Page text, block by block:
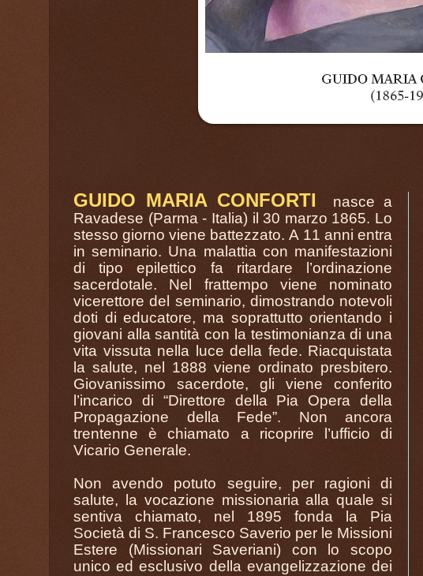
GUIDO MARIA CONFORTI nasce a
Ravadese (Parma - Italia) il 30 marzo 1865. Lo
stesso giorno viene battezzato. A 11 anni entra
in seminario. Una malattia con manifestazioni
di tipo epilettico fa ritardare l’ordinazione
sacerdotale. Nel frattempo viene nominato
vicerettore del seminario, dimostrando notevoli
doti di educatore, ma soprattutto orientando i
giovani alla santità con la testimonianza di una
vita vissuta nella luce della fede. Riacquistata
la salute, nel 1888 viene ordinato presbitero.
Giovanissimo sacerdote, gli viene conferito
l’incarico di “Direttore della Pia Opera della
Propagazione della Fede”. Non ancora
trentenne è chiamato a ricoprire l’ufficio di
Vicario Generale.
Non avendo potuto seguire, per ragioni di
salute, la vocazione missionaria alla quale si
sentiva chiamato, nel 1895 fonda la Pia
Società di S. Francesco Saverio per le Missioni
Estere (Missionari Saveriani) con lo scopo
unico ed esclusivo della evangelizzazione dei